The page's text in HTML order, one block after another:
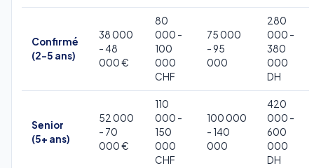
Confirmé
(2-5 ans)
38 000
- 48
000 €
80
000 -
100
000
CHF
75 000
- 95
000
280
000 -
380
000
DH
Senior
(5+ ans)
52 000
- 70
000 €
110
000 -
150
000
CHF
100 000
- 140
000
420
000 -
600
000
DH